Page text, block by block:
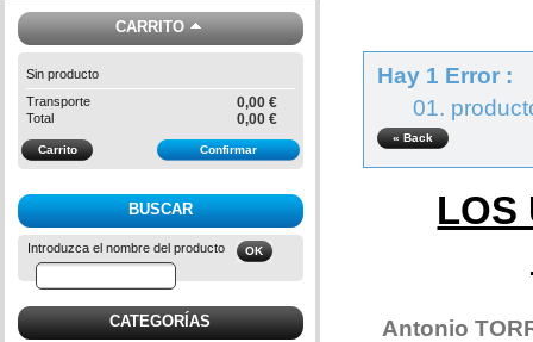
CARRITO
Sin producto
Transporte
0,00 €
Total 0,00 €
Carrito Confirmar
BUSCAR
Introduzca el nombre del producto
CATEGORÍAS
Hay 1 Error :
« Back
LOS
Antonio